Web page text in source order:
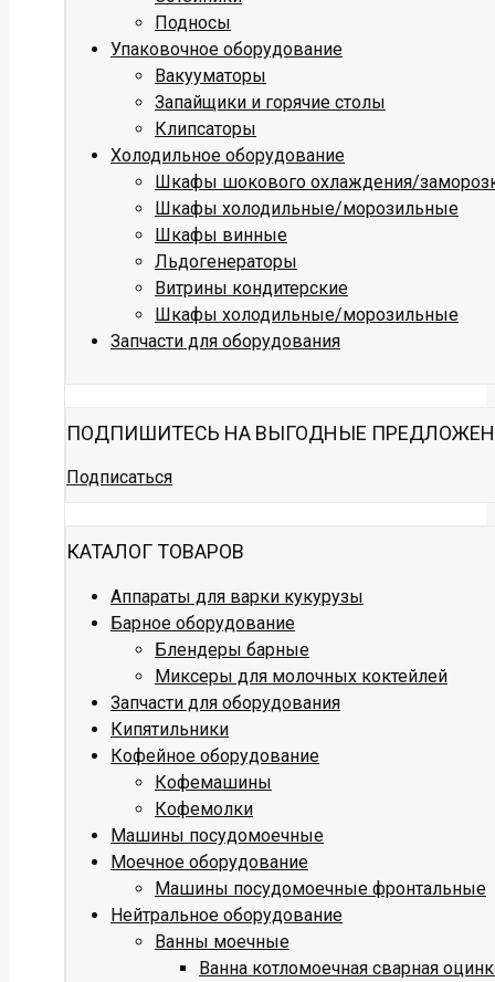
Подносы
Упаковочное оборудование
Вакууматоры
Запайщики и горячие столы
Клипсаторы
Холодильное оборудование
Шкафы шокового охлаждения/
Шкафы холодильные/морозильные
Шкафы винные
Льдогенераторы
Витрины кондитерские
Шкафы холодильные/морозильные
Запчасти для оборудования
ПОДПИШИТЕСЬ НА ВЫГОДНЫЕ
Подписаться
КАТАЛОГ ТОВАРОВ
Аппараты для варки кукурузы
Барное оборудование
Блендеры барные
Миксеры для молочных коктейлей
Запчасти для оборудования
Кипятильники
Кофейное оборудование
Кофемашины
Кофемолки
Машины посудомоечные
Моечное оборудование
Машины посудомоечные фронтальные
Нейтральное оборудование
Ванны моечные
Ванна котломоечная сварная